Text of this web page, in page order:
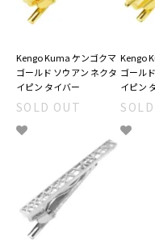
Kengo Kuma ケンゴクマ
ゴールド ソウアン ネクタ
イピン タイバー
SOLD OUT
Kengo
ゴール
イピン